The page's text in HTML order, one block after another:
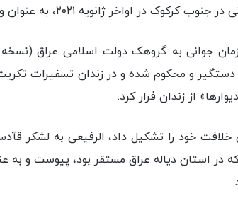
ژانویه ۲۰۲۱، به عنوان والی عراق داعش منصوب شد.
زمان جوانی به گروهک دولت اسلامی عراق
از زندان فرار کرد.
خود را تشکیل داد، الرفیعی به لشکر
در استان دیاله عراق مستقر بود، پیوست و به